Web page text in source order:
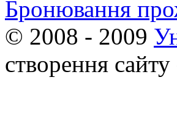
Бронювання
© 2008 - 2009
створення